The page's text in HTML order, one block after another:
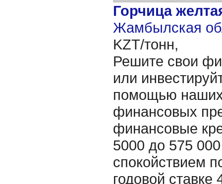
Горчица
Жамбылская
KZT/тонн,
Решите свои
или
помощью
финансовых
финансовые
5000 до 575
спокойствием
годовой